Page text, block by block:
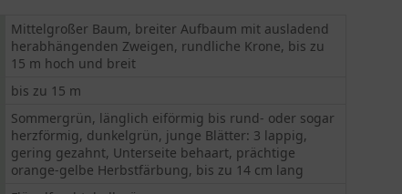
Mittelgroßer Baum, breiter Aufbaum mit ausladend
herabhängenden Zweigen, rundliche Krone, bis zu
15 m hoch und breit
bis zu 15 m
Sommergrün, länglich eiförmig bis rund- oder sogar
herzförmig, dunkelgrün, junge Blätter: 3 lappig,
gering gezahnt, Unterseite behaart, prächtige
orange-gelbe Herbstfärbung, bis zu 14 cm lang